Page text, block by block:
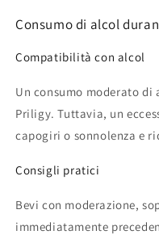
Consumo di alcol
Compatibilità con alcol
Un consumo moderato
Priligy. Tuttavia, un
capogiri o sonnolenza e
Consigli pratici
Bevi con moderazione,
immediatamente